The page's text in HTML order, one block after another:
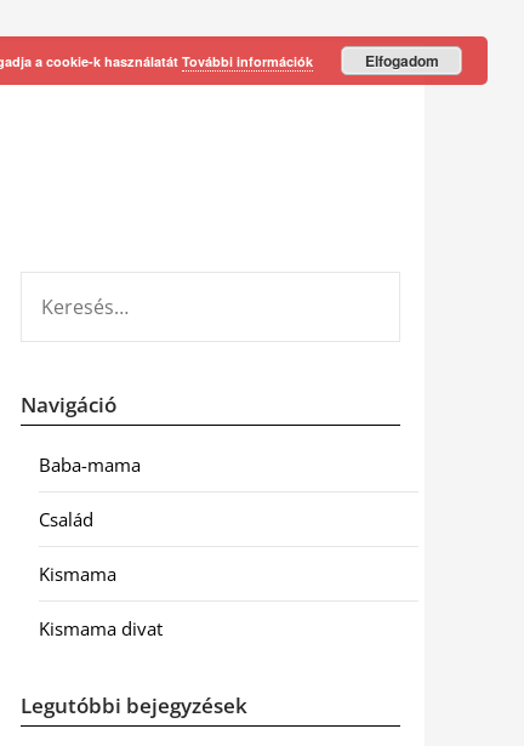
Navigáció
Baba-mama
Család
Kismama
Kismama divat
Legutóbbi bejegyzések
a cookie-k használatát További információk Elfogadom